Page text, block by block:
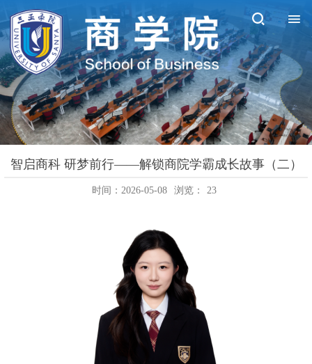
智启商科 研梦前行——解锁商院学霸成长故事（二）
时间：2026-05-08 浏览： 23